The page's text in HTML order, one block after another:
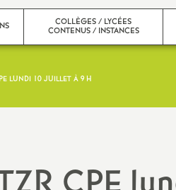
d
i
c
t
COLLÈGES / LYCÉES
CONTENUS / INSTANCES
Ecole inclusive, ULIS, SEGPA,
EREA, UPE2A
LUNDI 10 JUILLET À 9 H